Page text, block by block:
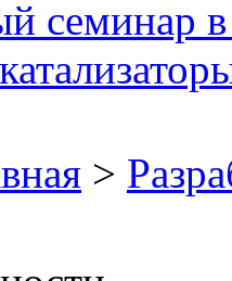
семинар в
>